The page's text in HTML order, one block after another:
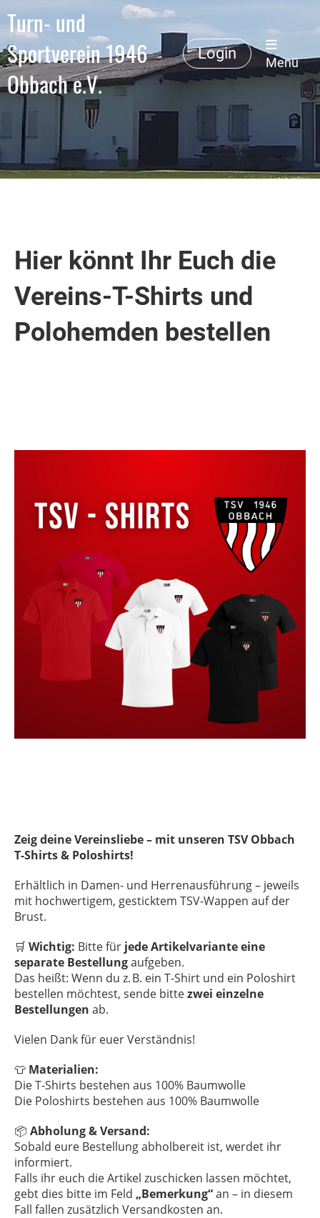
Turn- und
Sportverein 1946
Obbach e.V.
Login
Menü
Hier könnt Ihr Euch die
Vereins-T-Shirts und
Polohemden bestellen
Zeig deine Vereinsliebe – mit unseren TSV Obbach
T-Shirts & Poloshirts!
Erhältlich in Damen- und Herrenausführung – jeweils
mit hochwertigem, gesticktem TSV-Wappen auf der
Brust.
🛒 Wichtig: Bitte für jede Artikelvariante eine
separate Bestellungaufgeben.
Das heißt: Wenn du z. B. ein T-Shirt und ein Poloshirt
bestellen möchtest, sende bittezwei einzelne
Bestellungen ab.
Vielen Dank für euer Verständnis!
👕 Materialien:
Die T-Shirts bestehen aus 100% Baumwolle
Die Poloshirts bestehen aus 100% Baumwolle
📦 Abholung & Versand:
Sobald eure Bestellung abholbereit ist, werdet ihr
informiert.
Falls ihr euch die Artikel zuschicken lassen möchtet,
gebt dies bitte im Feld „Bemerkung“an – in diesem
Fall fallen zusätzlich Versandkosten an.